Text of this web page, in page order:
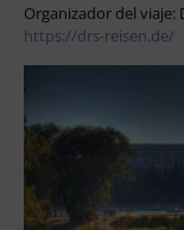
Organizador del viaje:
https://drs-reisen.de/